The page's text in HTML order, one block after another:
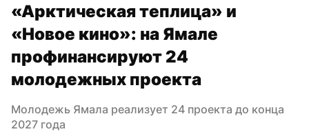
«Арктическая теплица» и
«Новое кино»: на Ямале
профинансируют 24
молодежных проекта
Молодежь Ямала реализует 24 проекта до конца
2027 года